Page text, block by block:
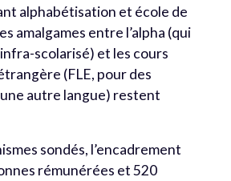
alphabétisation et école de
amalgames entre l’alpha (qui
scolarisé) et les cours
(FLE, pour des
autre langue) restent
sondés, l’encadrement
rémunérées et 520